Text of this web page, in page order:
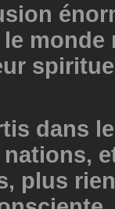
monde
dans
plus